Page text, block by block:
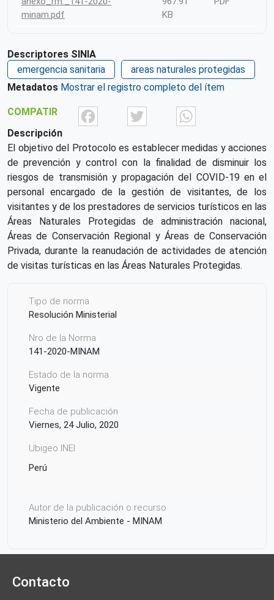
minam.pdf
KB
Descriptores SINIA
emergencia sanitaria
areas naturales protegidas
Metadatos Mostrar el registro completo del ítem
COMPATIR FacebookTwitter
Descripción
El objetivo del Protocolo es establecer medidas y acciones
de prevención y control con la finalidad de disminuir los
riesgos de transmisión y propagación del COVID-19 en el
personal encargado de la gestión de visitantes, de los
visitantes y de los prestadores de servicios turísticos en las
Áreas Naturales Protegidas de administración nacional,
Áreas de Conservación Regional y Áreas de Conservación
Privada, durante la reanudación de actividades de atención
de visitas turísticas en las Áreas Naturales Protegidas.
Tipo de norma
Resolución Ministerial
Nro de la Norma
141-2020-MINAM
Estado de la norma
Vigente
Fecha de publicación
Viernes, 24 Julio, 2020
Ubigeo INEI
Perú
Autor de la publicación o recurso
Ministerio del Ambiente - MINAM
Contacto